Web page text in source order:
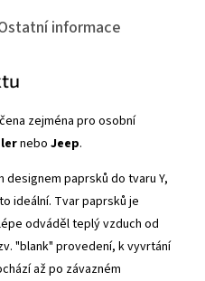
informace
zejména pro osobní
nebo Jeep.
designem paprsků do tvaru Y,
ideální. Tvar paprsků je
odváděl teplý vzduch od
"blank" provedení, k vyvrtání
až po závazném